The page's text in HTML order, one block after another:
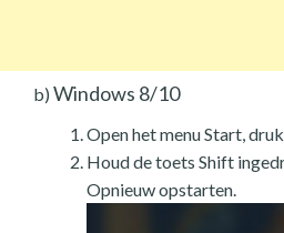
b) Windows 8/10
Open het menu Start,
Houd de toets Shift
Opnieuw opstarten.